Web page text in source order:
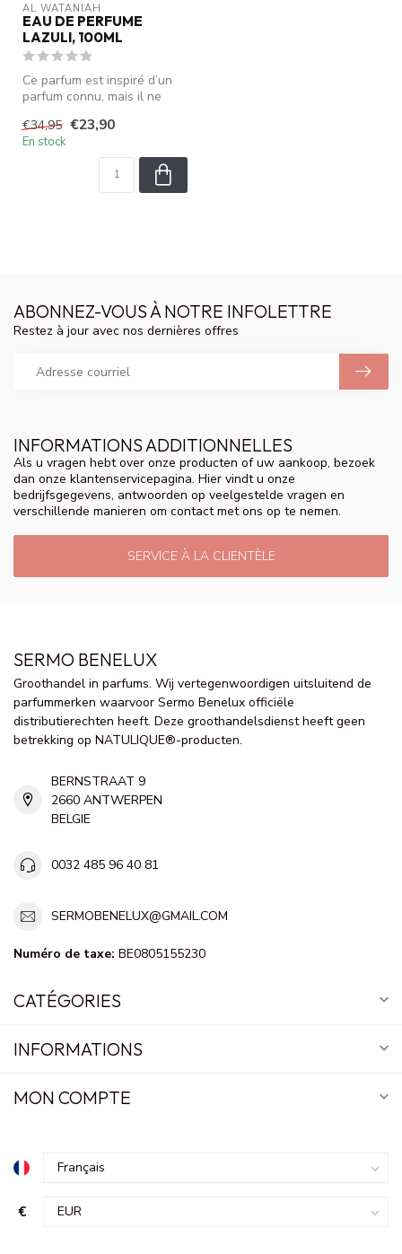
AL WATANIAH
EAU DE PERFUME
LAZULI, 100ML
Ce parfum est inspiré d’un
parfum connu, mais il ne
€34,95 €23,90
En stock
INFORMATIONS ADDITIONNELLES
Als u vragen hebt over onze producten of uw aankoop, bezoek
dan onze klantenservicepagina. Hier vindt u onze
bedrijfsgegevens, antwoorden op veelgestelde vragen en
verschillende manieren om contact met ons op te nemen.
SERVICE À LA CLIENTÈLE
ABONNEZ-VOUS À NOTRE INFOLETTRE
Restez à jour avec nos dernières offres
SERMO BENELUX
Groothandel in parfums. Wij vertegenwoordigen uitsluitend de
parfummerken waarvoor Sermo Benelux officiële
distributierechten heeft. Deze groothandelsdienst heeft geen
betrekking op NATULIQUE®-producten.
BERNSTRAAT 9
2660 ANTWERPEN
BELGIE
0032 485 96 40 81
SERMOBENELUX@GMAIL.COM
Numéro de taxe: BE0805155230
CATÉGORIES
INFORMATIONS
MON COMPTE
€